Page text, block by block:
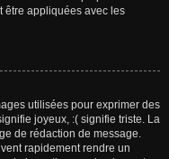
être appliquées avec les
utilisées pour exprimer des
joyeux, :( signifie triste. La
de rédaction de message.
rapidement rendre un